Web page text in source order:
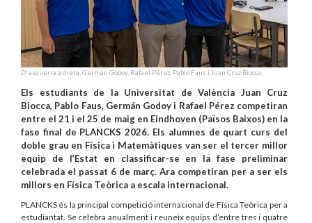
D'esquerra a dreta, Germán Godoy, Rafael Pérez, Pablo Faus i Juan Cruz Biocca.
Els estudiants de la Universitat de València Juan Cruz
Biocca, Pablo Faus, Germán Godoy i Rafael Pérez competiran
entre el 21 i el 25 de maig en Eindhoven (Països Baixos) en la
fase final de PLANCKS 2026. Els alumnes de quart curs del
doble grau en Física i Matemàtiques van ser el tercer millor
equip de l’Estat en classificar-se en la fase preliminar
celebrada el passat 6 de març. Ara competiran per a ser els
millors en Física Teòrica a escala internacional.
PLANCKS és la principal competició internacional de Física Teòrica per a
estudiantat. Se celebra anualment i reuneix equips d’entre tres i quatre